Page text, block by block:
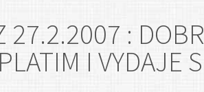
27.2.2007 :
I VYDAJE